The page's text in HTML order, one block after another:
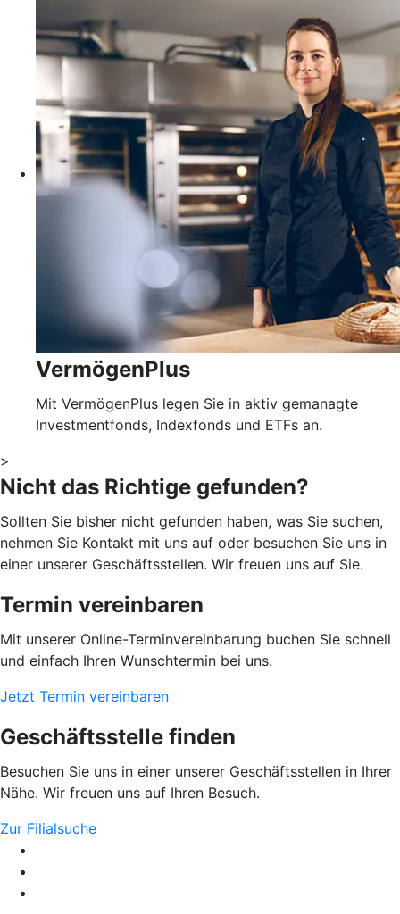
VermögenPlus
Mit VermögenPlus legen Sie in aktiv gemanagte
Investmentfonds, Indexfonds und ETFs an.
>
Nicht das Richtige gefunden?
Sollten Sie bisher nicht gefunden haben, was Sie suchen,
nehmen Sie Kontakt mit uns auf oder besuchen Sie uns in
einer unserer Geschäftsstellen. Wir freuen uns auf Sie.
Termin vereinbaren
Mit unserer Online-Terminvereinbarung buchen Sie schnell
und einfach Ihren Wunschtermin bei uns.
Jetzt Termin vereinbaren
Geschäftsstelle finden
Besuchen Sie uns in einer unserer Geschäftsstellen in Ihrer
Nähe. Wir freuen uns auf Ihren Besuch.
Zur Filialsuche